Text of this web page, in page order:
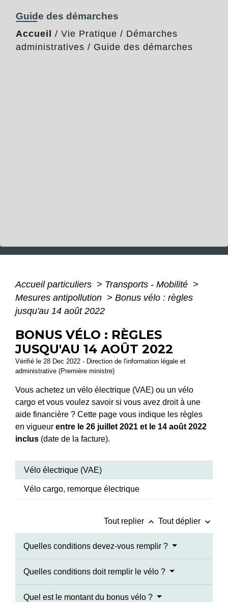
Guide des démarches
Accueil / Vie Pratique / Démarches
administratives / Guide des démarches
Accueil particuliers > Transports - Mobilité >
Mesures antipollution > Bonus vélo : règles
jusqu'au 14 août 2022
BONUS VÉLO : RÈGLES
JUSQU'AU 14 AOÛT 2022
Vérifié le 28 Dec 2022 - Direction de l'information légale et
administrative (Première ministre)
Vous achetez un vélo électrique (VAE) ou un vélo
cargo et vous voulez savoir si vous avez droit à une
aide financière ? Cette page vous indique les règles
en vigueur entre le 26 juillet 2021 et le 14 août 2022
inclus (date de la facture).
Vélo électrique (VAE)
Vélo cargo, remorque électrique
Tout replier keyboard_arrow_up Tout déplier keyboard_arrow_down
Quelles conditions devez-vous remplir ?
Quelles conditions doit remplir le vélo ?
Quel est le montant du bonus vélo ?